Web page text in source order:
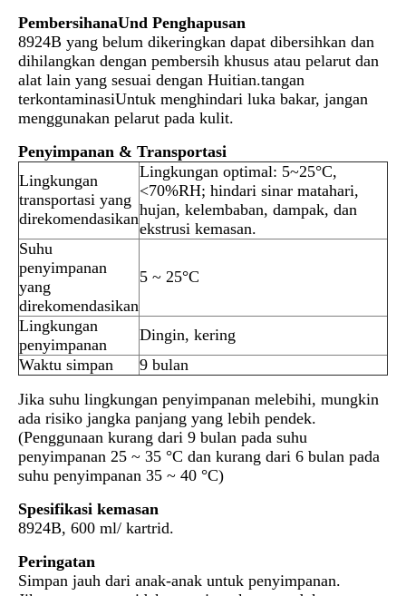
PembersihanaUnd Penghapusan
8924B yang belum dikeringkan dapat dibersihkan dan
dihilangkan dengan pembersih khusus atau pelarut dan
alat lain yang sesuai dengan Huitian.tangan
terkontaminasiUntuk menghindari luka bakar, jangan
menggunakan pelarut pada kulit.
Penyimpanan & Transportasi
Lingkungan
transportasi yang
direkomendasikan
Lingkungan optimal: 5~25°C,
<70%RH; hindari sinar matahari,
hujan, kelembaban, dampak, dan
ekstrusi kemasan.
Suhu
penyimpanan
yang
direkomendasikan
5 ~ 25°C
Lingkungan
penyimpanan
Dingin, kering
Waktu simpan
9 bulan
Jika suhu lingkungan penyimpanan melebihi, mungkin
ada risiko jangka panjang yang lebih pendek.
(Penggunaan kurang dari 9 bulan pada suhu
penyimpanan 25 ~ 35 °C dan kurang dari 6 bulan pada
suhu penyimpanan 35 ~ 40 °C)
Spesifikasi kemasan
8924B, 600 ml/ kartrid.
Peringatan
Simpan jauh dari anak-anak untuk penyimpanan.